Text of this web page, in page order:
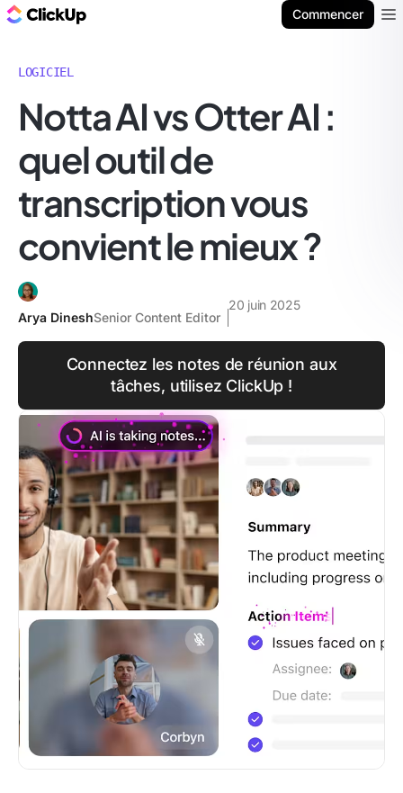
Commencer
LOGICIEL
Notta AI vs Otter AI :
quel outil de
transcription vous
convient le mieux ?
Arya DineshSenior Content Editor
20 juin 2025
Connectez les notes de réunion aux
tâches, utilisez ClickUp !